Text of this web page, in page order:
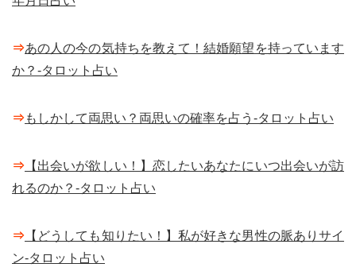
⇒あの人の今の気持ちを教えて！結婚願望を持っています
か？-タロット占い
⇒もしかして両思い？両思いの確率を占う-タロット占い
⇒ 【出会いが欲しい！】恋したいあなたにいつ出会いが訪
れるのか？-タロット占い
⇒ 【どうしても知りたい！】私が好きな男性の脈ありサイ
ン-タロット占い